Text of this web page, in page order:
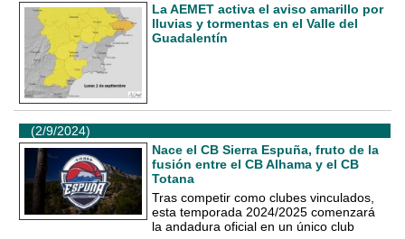
La AEMET activa el aviso amarillo por
lluvias y tormentas en el Valle del
Guadalentín
(2/9/2024)
Nace el CB Sierra Espuña, fruto de la
fusión entre el CB Alhama y el CB
Totana
Tras competir como clubes vinculados,
esta temporada 2024/2025 comenzará
la andadura oficial en un único club